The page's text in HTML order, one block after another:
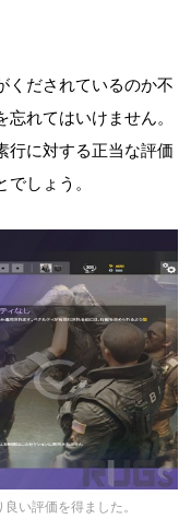
くだされているのか不
れてはいけません。
行に対する正当な評価
しょう。
い評価を得ました。